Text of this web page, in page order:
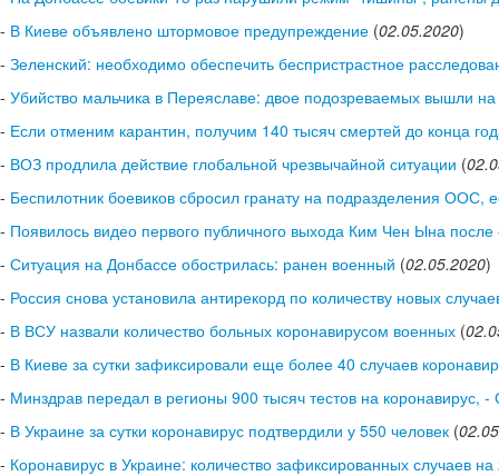
- В Киеве объявлено штормовое предупреждение (02.05.2020)
- Зеленский: необходимо обеспечить беспристрастное
- Убийство мальчика в Переяславе: двое подозреваемых вышли на
- Если отменим карантин, получим 140 тысяч смертей до конца
- ВОЗ продлила действие глобальной чрезвычайной ситуации (
- Беспилотник боевиков сбросил гранату на подразделения ООС,
- Появилось видео первого публичного выхода Ким Чен Ына после
- Ситуация на Донбассе обострилась: ранен военный (02.05.2020)
- Россия снова установила антирекорд по количеству новых
- В ВСУ назвали количество больных коронавирусом военных (
- В Киеве за сутки зафиксировали еще более 40 случаев
- Минздрав передал в регионы 900 тысяч тестов на коронавирус, -
- В Украине за сутки коронавирус подтвердили у 550 человек (
- Коронавирус в Украине: количество зафиксированных случаев